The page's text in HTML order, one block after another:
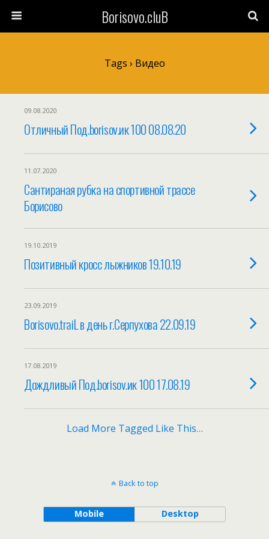
Borisovo.cluB
Tags › Видео
09.08.2020
Отличный Под.borisov.ик 100 08.08.20
11.07.2020
Сантираная рубка на спортивной трассе
Борисово
19.10.2019
Позитивный кросс лыжников 19.10.19
23.09.2019
Borisovo.traiL в день г.Серпухова 22.09.19
17.08.2019
Дождливый Под.borisov.ик 100 17.08.19
Load More Tagged Like This…
Back to top
Mobile Desktop